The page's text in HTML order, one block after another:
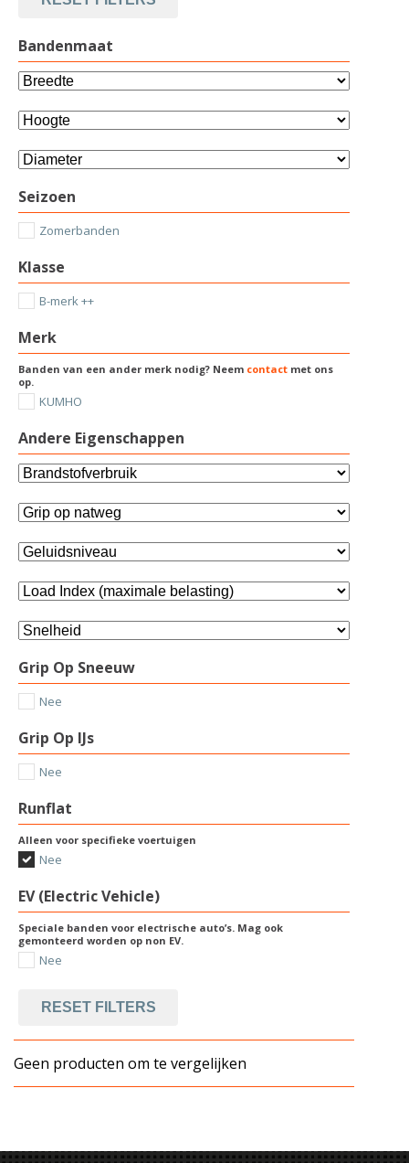
Bandenmaat
Seizoen
Zomerbanden
Klasse
B-merk ++
Merk
Banden van een ander merk nodig? Neem contact met ons
op.
KUMHO
Andere Eigenschappen
Grip Op Sneeuw
Nee
Grip Op IJs
Nee
Runflat
Alleen voor specifieke voertuigen
Nee
EV (Electric Vehicle)
Speciale banden voor electrische auto’s. Mag ook
gemonteerd worden op non EV.
Nee
RESET FILTERS
Geen producten om te vergelijken